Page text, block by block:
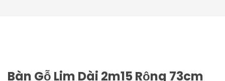
Bàn Gỗ Lim Dài 2m15 Rộng 73cm